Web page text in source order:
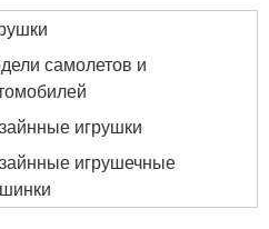
самолетов и
игрушки
игрушечные